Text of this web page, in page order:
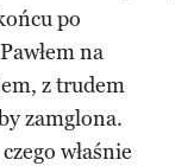
po
na
z trudem
zamglona.
właśnie